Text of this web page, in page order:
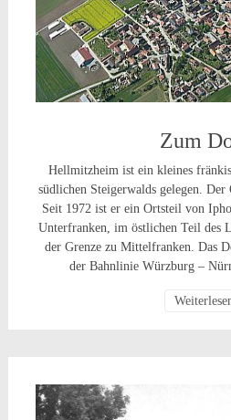
Zum
Hellmitzheim ist ein kleines
südlichen Steigerwalds gelegen.
Seit 1972 ist er ein Ortsteil von
Unterfranken, im östlichen Teil des
der Grenze zu Mittelfranken. Das
der Bahnlinie Würzburg –